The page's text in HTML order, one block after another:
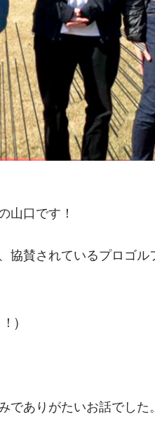
山口です！
協賛されているプロゴル
)
ありがたいお話でした。